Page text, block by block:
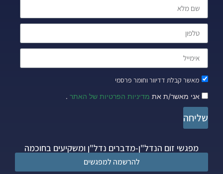
מאשר קבלת דדיוור וחומר פרסמי
אני מאשר/ת את מדיניות הפרטיות של האתר .
שליחה
מפגשי זום הנדל"ן-מדברים נדל"ן ומשקיעים בחוכמה
להרשמה למפגשים